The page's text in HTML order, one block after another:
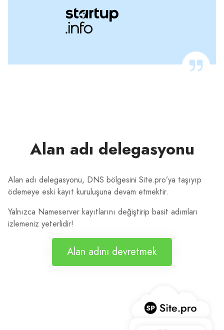
Alan adı delegasyonu
Alan adı delegasyonu, DNS bölgesini Site.pro’ya taşıyıp
ödemeye eski kayıt kuruluşuna devam etmektir.
Yalnızca Nameserver kayıtlarını değiştirip basit adımları
izlemeniz yeterlidir!
Alan adını devretmek